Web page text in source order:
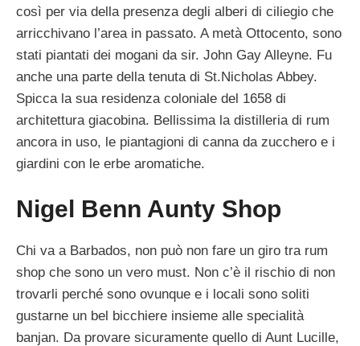
così per via della presenza degli alberi di ciliegio che
arricchivano l’area in passato. A metà Ottocento, sono
stati piantati dei mogani da sir. John Gay Alleyne. Fu
anche una parte della tenuta di St.Nicholas Abbey.
Spicca la sua residenza coloniale del 1658 di
architettura giacobina. Bellissima la distilleria di rum
ancora in uso, le piantagioni di canna da zucchero e i
giardini con le erbe aromatiche.
Nigel Benn Aunty Shop
Chi va a Barbados, non può non fare un giro tra rum
shop che sono un vero must. Non c’è il rischio di non
trovarli perché sono ovunque e i locali sono soliti
gustarne un bel bicchiere insieme alle specialità
banjan. Da provare sicuramente quello di Aunt Lucille,